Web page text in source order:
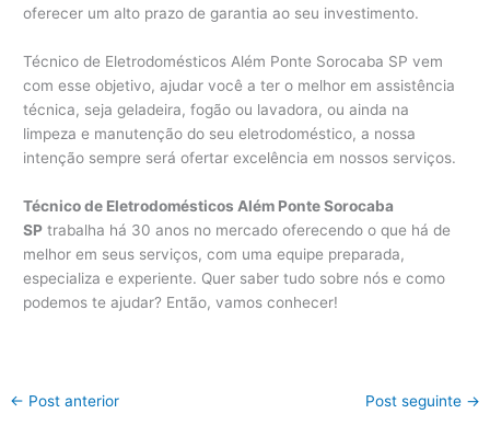
oferecer um alto prazo de garantia ao seu investimento.
Técnico de Eletrodomésticos Além Ponte Sorocaba SP vem
com esse objetivo, ajudar você a ter o melhor em assistência
técnica, seja geladeira, fogão ou lavadora, ou ainda na
limpeza e manutenção do seu eletrodoméstico, a nossa
intenção sempre será ofertar excelência em nossos serviços.
Técnico de Eletrodomésticos Além Ponte Sorocaba
SP trabalha há 30 anos no mercado oferecendo o que há de
melhor em seus serviços, com uma equipe preparada,
especializa e experiente. Quer saber tudo sobre nós e como
podemos te ajudar? Então, vamos conhecer!
← Post anterior Post seguinte →